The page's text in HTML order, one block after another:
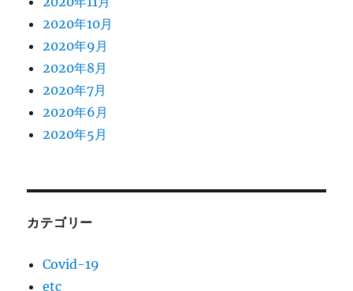
2020年10月
2020年9月
2020年8月
2020年7月
2020年6月
2020年5月
カテゴリー
Covid-19
etc